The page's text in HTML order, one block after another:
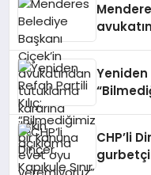
Yeniden
CHP’li